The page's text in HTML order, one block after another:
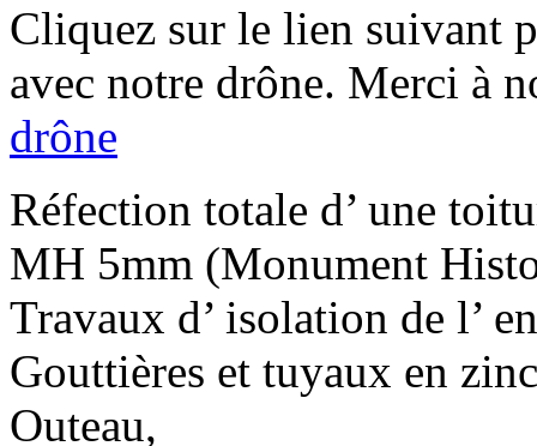
Cliquez sur le lien suivant
avec notre drône. Merci à
drône
Réfection totale d’ une
MH 5mm (Monument
Travaux d’ isolation de l’
Gouttières et tuyaux en
Outeau,